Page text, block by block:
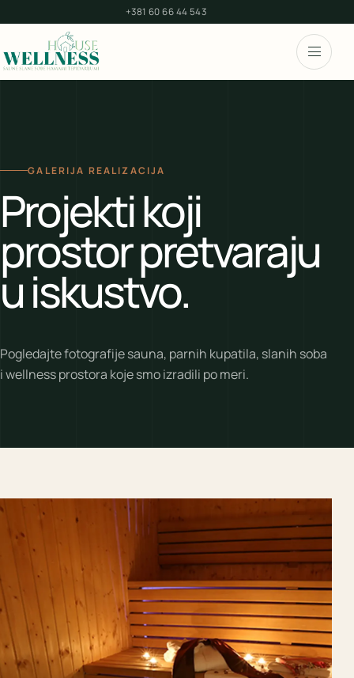
+381 60 66 44 543
GALERIJA REALIZACIJA
Projekti koji
prostor pretvaraju
u iskustvo.
Pogledajte fotografije sauna, parnih kupatila, slanih soba
i wellness prostora koje smo izradili po meri.